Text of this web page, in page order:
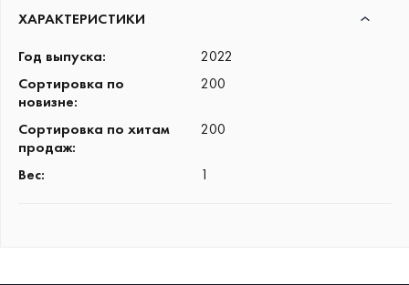
ХАРАКТЕРИСТИКИ
Год выпуска:
2022
Сортировка по
новизне:
200
Сортировка по хитам
продаж:
200
Вес: 1